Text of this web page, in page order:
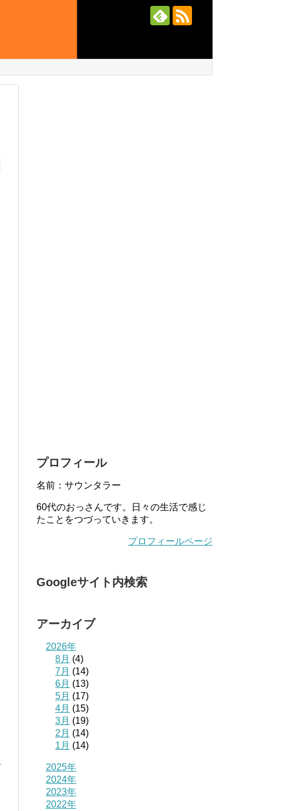
プロフィール
名前：サウンタラー
60代のおっさんです。日々の生活で感じ
たことをつづっていきます。
プロフィールページ
Googleサイト内検索
アーカイブ
2026年
8月 (4)
7月 (14)
6月 (13)
5月 (17)
4月 (15)
3月 (19)
2月 (14)
1月 (14)
2025年
2024年
2023年
2022年